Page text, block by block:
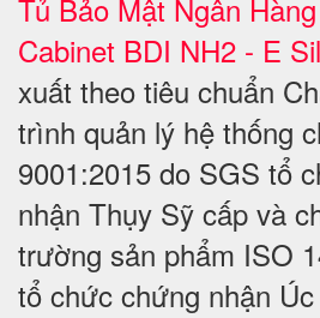
Tủ Bảo Mật Ngân
Cabinet BDI NH2 - E
xuất theo tiêu chuẩn
trình quản lý hệ thống
9001:2015 do SGS tổ
nhận Thụy Sỹ cấp và
trường sản phẩm ISO
tổ chức chứng nhận